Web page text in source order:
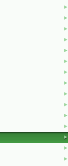
►
►
►
►
►
►
►
►
►
►
►
►
►
►
►